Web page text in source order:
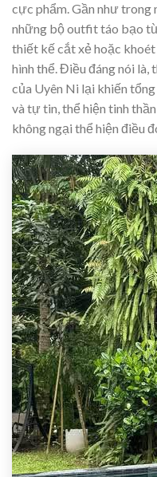
cực phẩm. Gần như trong
những bộ outfit táo bạo
thiết kế cắt xẻ hoặc
hình thể. Điều đáng nói là,
của Uyên Ni lại khiến
và tự tin, thể hiện tinh
không ngại thể hiện điều